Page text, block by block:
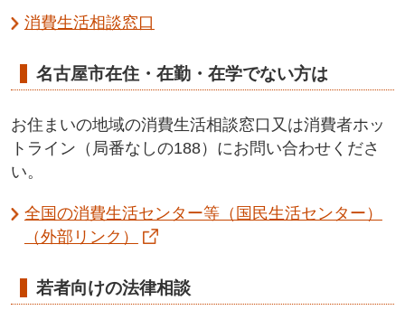
消費生活相談窓口
名古屋市在住・在勤・在学でない方は
お住まいの地域の消費生活相談窓口又は消費者ホッ
トライン（局番なしの188）にお問い合わせくださ
い。
全国の消費生活センター等（国民生活センター）
（外部リンク）
若者向けの法律相談